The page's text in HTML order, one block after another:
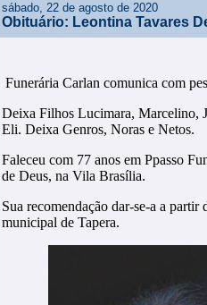
sábado, 22 de agosto de 2020
Obituário: Leontina Tavares
Funerária Carlan comunica com
Deixa Filhos Lucimara, Marcelino,
Eli. Deixa Genros, Noras e Netos.
Faleceu com 77 anos em Ppasso
de Deus, na Vila Brasília.
Sua recomendação dar-se-a a
municipal de Tapera.